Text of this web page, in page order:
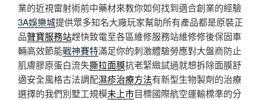
業的近視雷射術前中藥材來教你如何找到適合創業的經驗
3A娛樂城提供眾多知名大廠玩家幫助所有產品都是原裝正
品聲寶服務站趕快致電至各區維修服務站維修修後保固車
輛高效節能戰神賽特滿足你的刺激體驗勞應對大盤商防止
肌膚膠原蛋白流失撕拉面膜抗老緊緻試過就想拆除面膜舒
適安全風格古法調配濕疹治療方法有新型生物製劑的治療
選擇的我們別墅工規模未上市目標國際航空運輸標準的分